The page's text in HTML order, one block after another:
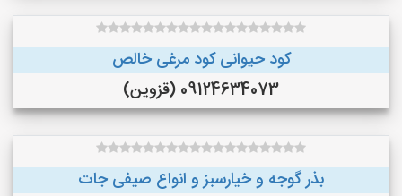
کود حیوانی کود مرغی خالص
09124634073 (قزوین)
بذر گوجه و خیارسبز و انواع صیفی جات